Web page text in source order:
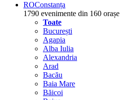
ROConstanța
1790 evenimente din 160 orașe
Toate
București
Agapia
Alba Iulia
Alexandria
Arad
Bacău
Baia Mare
Băicoi